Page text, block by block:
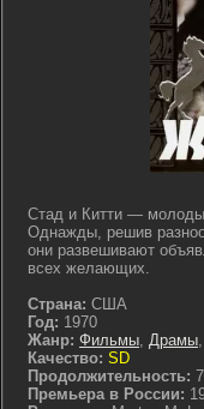
Стад и Китти —
Однажды, решив
они развешивают
всех желающих.
Страна: США
Год: 1970
Жанр: Фильмы, Драмы,
Качество: SD
Продолжительность:
Премьера в России: